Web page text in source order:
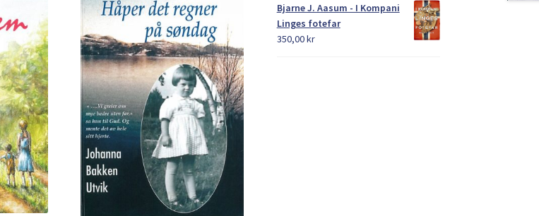
Bjarne J. Aasum - I Kompani
Linges fotefar
350,00kr